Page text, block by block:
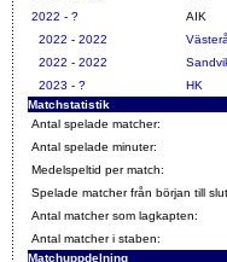
2022 - ? AIK
2022 - 2022
2022 - 2022
2023 - ? HK
Matchstatistik
Antal spelade matcher:
Antal spelade minuter:
Medelspeltid per match:
Spelade matcher från början till
Antal matcher som lagkapten:
Antal matcher i staben:
Matchuppdelning